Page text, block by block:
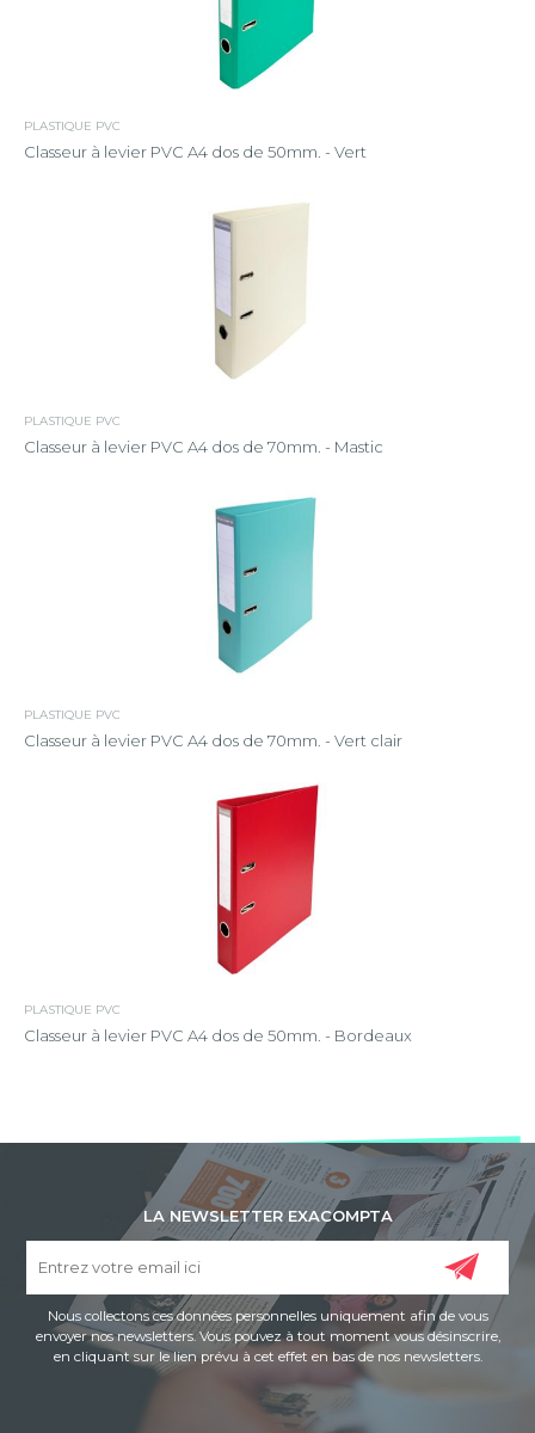
PLASTIQUE PVC
Classeur à levier PVC A4 dos de 50mm. - Vert
PLASTIQUE PVC
Classeur à levier PVC A4 dos de 70mm. - Mastic
PLASTIQUE PVC
Classeur à levier PVC A4 dos de 70mm. - Vert clair
PLASTIQUE PVC
Classeur à levier PVC A4 dos de 50mm. - Bordeaux
LA NEWSLETTER EXACOMPTA
Nous collectons ces données personnelles uniquement afin de vous
envoyer nos newsletters. Vous pouvez à tout moment vous désinscrire,
en cliquant sur le lien prévu à cet effet en bas de nos newsletters.